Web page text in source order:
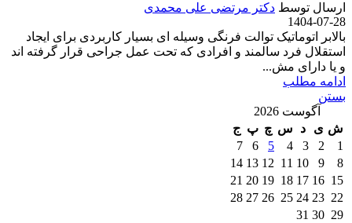
ارسال توسط دکتر مرتضی علی محمدی
1404-07-28
بالابر اتوماتیک توالت فرنگی وسیله ای بسیار کاربردی برای ایجاد
استقلال فرد سالمند و افرادی که تحت عمل جراحی قرار گرفته اند
و یا دارای مش...
ادامه مطلب
بستن
آگوست 2026
ش ی د س چ پ ج
1
2
3
4
5
6
7
8
9
10
11
12
13
14
15
16
17
18
19
20
21
22
23
24
25
26
27
28
29
30
31